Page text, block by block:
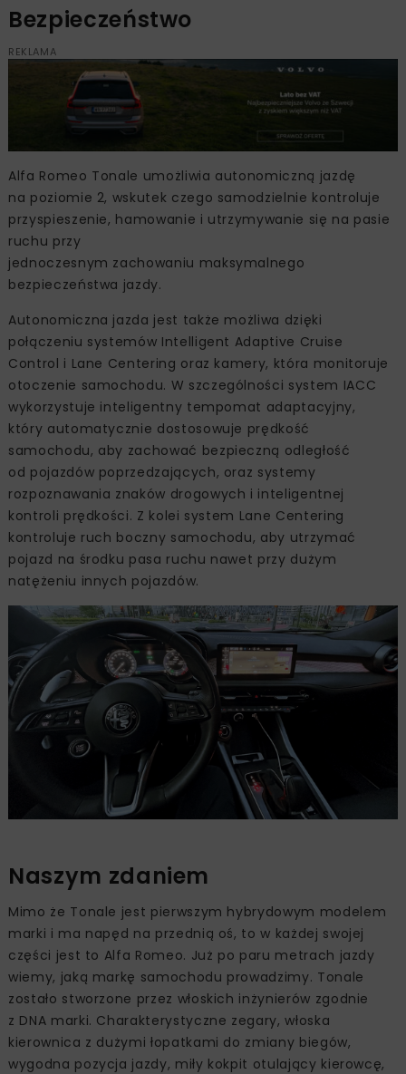
Bezpieczeństwo
REKLAMA
Alfa Romeo Tonale umożliwia autonomiczną jazdę
na poziomie 2, wskutek czego samodzielnie kontroluje
przyspieszenie, hamowanie i utrzymywanie się na pasie
ruchu przy
jednoczesnym zachowaniu maksymalnego
bezpieczeństwa jazdy.
Autonomiczna jazda jest także możliwa dzięki
połączeniu systemów Intelligent Adaptive Cruise
Control i Lane Centering oraz kamery, która monitoruje
otoczenie samochodu. W szczególności system IACC
wykorzystuje inteligentny tempomat adaptacyjny,
który automatycznie dostosowuje prędkość
samochodu, aby zachować bezpieczną odległość
od pojazdów poprzedzających, oraz systemy
rozpoznawania znaków drogowych i inteligentnej
kontroli prędkości. Z kolei system Lane Centering
kontroluje ruch boczny samochodu, aby utrzymać
pojazd na środku pasa ruchu nawet przy dużym
natężeniu innych pojazdów.
Naszym zdaniem
Mimo że Tonale jest pierwszym hybrydowym modelem
marki i ma napęd na przednią oś, to w każdej swojej
części jest to Alfa Romeo. Już po paru metrach jazdy
wiemy, jaką markę samochodu prowadzimy. Tonale
zostało stworzone przez włoskich inżynierów zgodnie
z DNA marki. Charakterystyczne zegary, włoska
kierownica z dużymi łopatkami do zmiany biegów,
wygodna pozycja jazdy, miły kokpit otulający kierowcę,